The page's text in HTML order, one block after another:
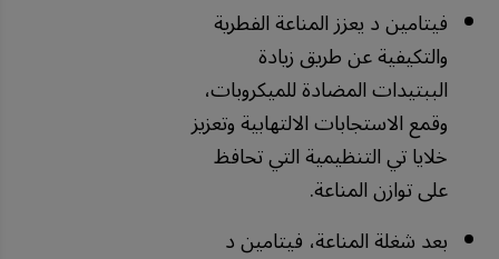
فيتامين د يعزز المناعة الفطرية
والتكيفية عن طريق زيادة
الببتيدات المضادة للميكروبات،
وقمع الاستجابات الالتهابية وتعزيز
خلايا تي التنظيمية التي تحافظ
على توازن المناعة.
بعد شغلة المناعة، فيتامين د